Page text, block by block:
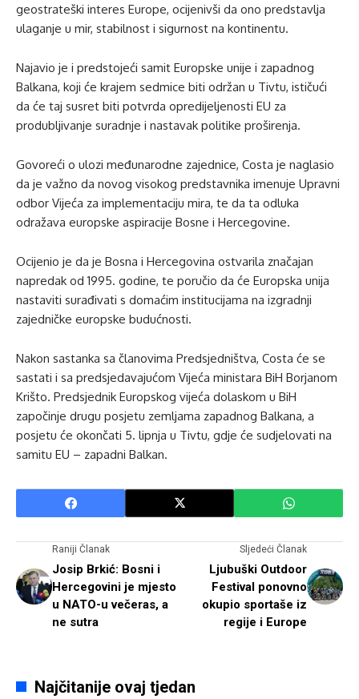
geostrateški interes Europe, ocijenivši da ono predstavlja
ulaganje u mir, stabilnost i sigurnost na kontinentu.
Najavio je i predstojeći samit Europske unije i zapadnog
Balkana, koji će krajem sedmice biti održan u Tivtu, ističući
da će taj susret biti potvrda opredijeljenosti EU za
produbljivanje suradnje i nastavak politike proširenja.
Govoreći o ulozi međunarodne zajednice, Costa je naglasio
da je važno da novog visokog predstavnika imenuje Upravni
odbor Vijeća za implementaciju mira, te da ta odluka
odražava europske aspiracije Bosne i Hercegovine.
Ocijenio je da je Bosna i Hercegovina ostvarila značajan
napredak od 1995. godine, te poručio da će Europska unija
nastaviti surađivati s domaćim institucijama na izgradnji
zajedničke europske budućnosti.
Nakon sastanka sa članovima Predsjedništva, Costa će se
sastati i sa predsjedavajućom Vijeća ministara BiH Borjanom
Krišto. Predsjednik Europskog vijeća dolaskom u BiH
započinje drugu posjetu zemljama zapadnog Balkana, a
posjetu će okončati 5. lipnja u Tivtu, gdje će sudjelovati na
samitu EU – zapadni Balkan.
Raniji Članak
Josip Brkić: Bosni i
Hercegovini je mjesto
u NATO-u večeras, a
ne sutra
Sljedeći Članak
Ljubuški Outdoor
Festival ponovno
okupio sportaše iz
regije i Europe
Najčitanije ovaj tjedan